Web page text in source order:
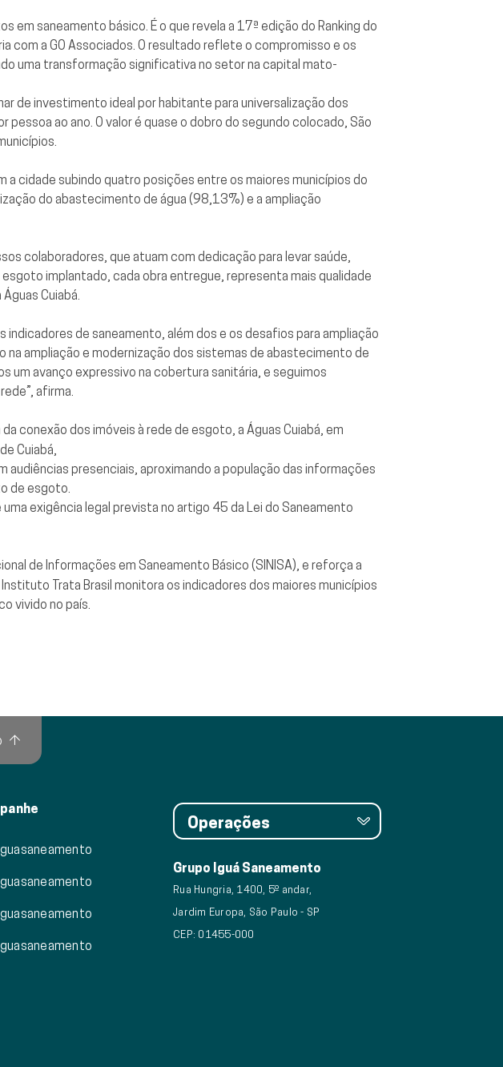
em saneamento básico. É o que revela a 17ª edição do Ranking do
com a GO Associados. O resultado reflete o compromisso e os
uma transformação significativa no setor na capital mato-
de investimento ideal por habitante para universalização dos
ao ano. O valor é quase o dobro do segundo colocado, São
a cidade subindo quatro posições entre os maiores municípios do
do abastecimento de água (98,13%) e a ampliação
colaboradores, que atuam com dedicação para levar saúde,
implantado, cada obra entregue, representa mais qualidade
Cuiabá.
de saneamento, além dos e os desafios para ampliação
na ampliação e modernização dos sistemas de abastecimento de
um avanço expressivo na cobertura sanitária, e seguimos
afirma.
conexão dos imóveis à rede de esgoto, a Águas Cuiabá, em
Cuiabá,
presenciais, aproximando a população das informações
de esgoto.
exigência legal prevista no artigo 45 da Lei do Saneamento
de Informações em Saneamento Básico (SINISA), e reforça a
Trata Brasil monitora os indicadores dos maiores municípios
vivido no país.
Operações
Grupo Iguá Saneamento
Rua Hungria, 1400, 5º andar,
Jardim Europa, São Paulo - SP
CEP: 01455-000
↑